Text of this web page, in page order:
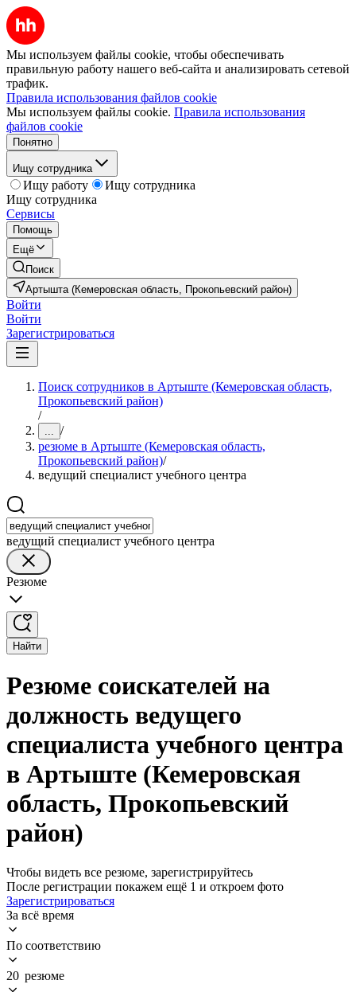
Мы используем файлы cookie, чтобы обеспечивать
правильную работу нашего веб-сайта и анализировать сетевой
трафик.
Правила использования файлов cookie
Мы используем файлы cookie. Правила использования
файлов cookie
Понятно
Ищу сотрудника
Ищу работу
Ищу сотрудника
Ищу сотрудника
Сервисы
Помощь
Ещё
Поиск
Артышта (Кемеровская область, Прокопьевский район)
Войти
Войти
Зарегистрироваться
Поиск сотрудников в Артыште (Кемеровская область,
Прокопьевский район)
/
... /
резюме в Артыште (Кемеровская область,
Прокопьевский район)/
ведущий специалист учебного центра
ведущий специалист учебного центра
Резюме
Найти
Резюме соискателей на
должность ведущего
специалиста учебного центра
в Артыште (Кемеровская
область, Прокопьевский
район)
Чтобы видеть все резюме, зарегистрируйтесь
После регистрации покажем ещё 1 и откроем фото
Зарегистрироваться
За всё время
По соответствию
20 резюме